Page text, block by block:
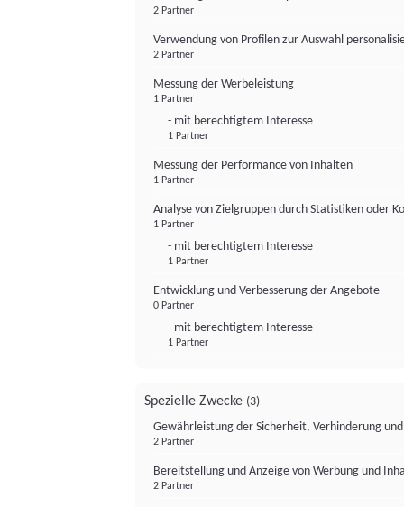
2 Partner
Verwendung von Profilen zur Auswahl
2 Partner
Messung der Werbeleistung
1 Partner
- mit berechtigtem Interesse
1 Partner
Messung der Performance von Inhalten
1 Partner
Analyse von Zielgruppen durch Statistiken oder
1 Partner
- mit berechtigtem Interesse
1 Partner
Entwicklung und Verbesserung der Angebote
0 Partner
- mit berechtigtem Interesse
1 Partner
Spezielle Zwecke (3)
Gewährleistung der Sicherheit, Verhinderung
2 Partner
Bereitstellung und Anzeige von Werbung und
2 Partner